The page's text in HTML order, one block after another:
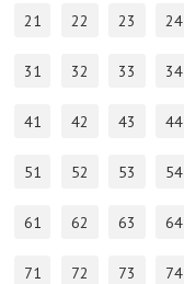
21 22 23 24
31 32 33 34
41 42 43 44
51 52 53 54
61 62 63 64
71 72 73 74